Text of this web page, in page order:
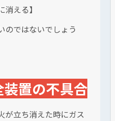
消える】
のではないでしょう
置の不具合
が立ち消えた時にガス